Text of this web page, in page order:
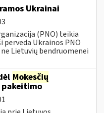
Ukrainai
(PNO) teikia
perveda Ukrainos PNO
Lietuvių bendruomenei
Mokesčių